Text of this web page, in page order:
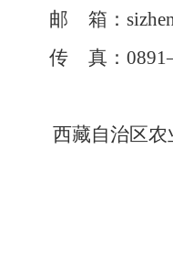
邮
箱： si
传
真：
西藏自治区